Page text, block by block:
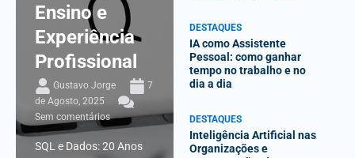
Ensino e
Experiência
Profissional
Gustavo Jorge
7
de Agosto, 2025
Sem comentários
SQL e Dados: 20 Anos
DESTAQUES
IA como Assistente
Pessoal: como ganhar
tempo no trabalho e no
dia a dia
DESTAQUES
Inteligência Artificial nas
Organizações e